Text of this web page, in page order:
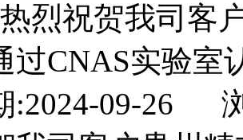
热烈祝贺我司客
过CNAS实验室
:2024-09-26 浏